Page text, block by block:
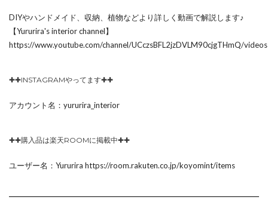
DIYやハンドメイド、収納、植物などより詳しく動画で解説します♪
【Yururira's interior channel】
https://www.youtube.com/channel/UCczsBFL2jzDVLM90cjgTHmQ/videos
✚✚INSTAGRAMやってます✚✚
アカウント名：yururira_interior
✚✚購入品は楽天ROOMに掲載中✚✚
ユーザー名：Yururira https://room.rakuten.co.jp/koyomint/items